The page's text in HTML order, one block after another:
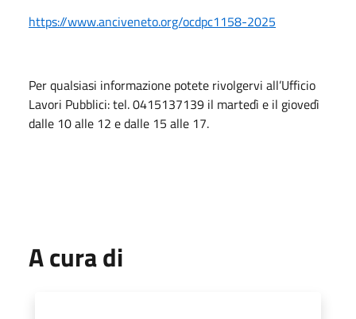
https://www.anciveneto.org/ocdpc1158-2025
Per qualsiasi informazione potete rivolgervi all’Ufficio
Lavori Pubblici: tel. 0415137139 il martedì e il giovedì
dalle 10 alle 12 e dalle 15 alle 17.
A cura di